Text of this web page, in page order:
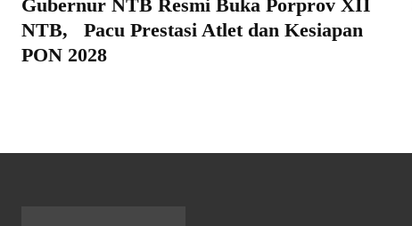
Gubernur NTB Resmi Buka Porprov XII
NTB, Pacu Prestasi Atlet dan Kesiapan
PON 2028